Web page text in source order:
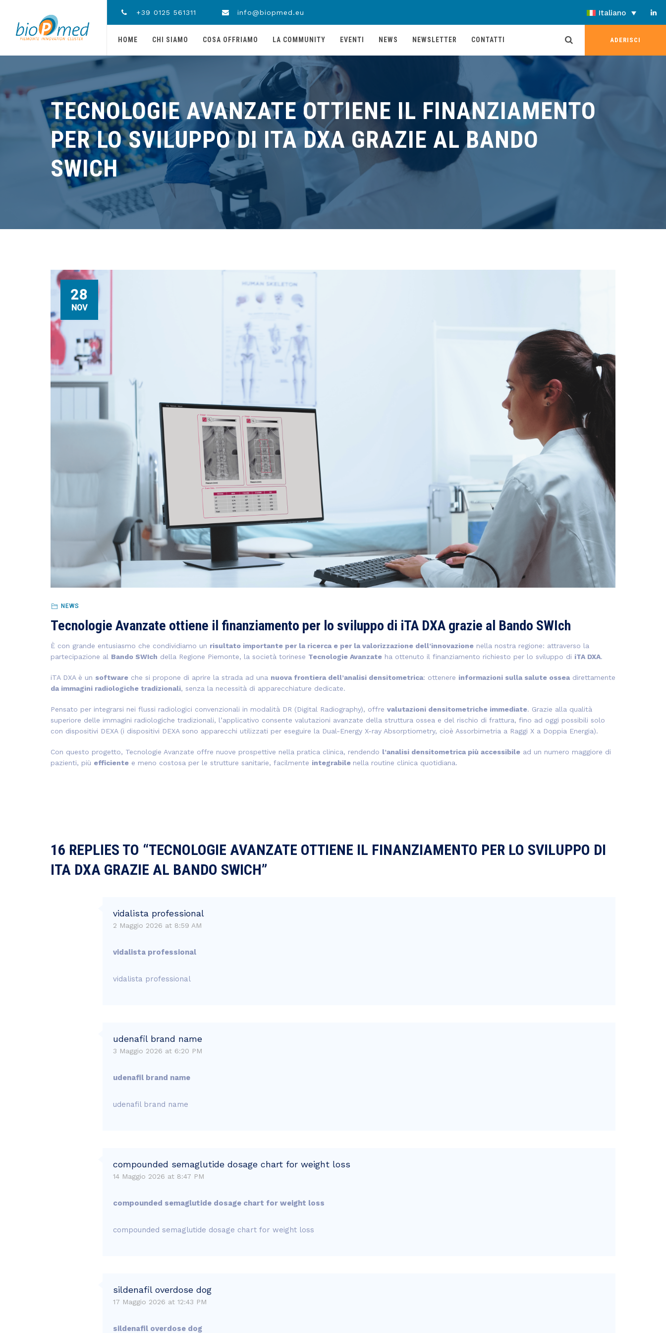
+39 0125 561311 info@biopmed.eu Italiano
ADERISCI
HOME CHI SIAMO COSA OFFRIAMO LA COMMUNITY EVENTI NEWS NEWSLETTER CONTATTI
TECNOLOGIE AVANZATE OTTIENE IL FINANZIAMENTO
PER LO SVILUPPO DI ITA DXA GRAZIE AL BANDO
SWICH
28
NOV
NEWS
Tecnologie Avanzate ottiene il finanziamento per lo sviluppo di iTA DXA grazie al Bando SWIch
È con grande entusiasmo che condividiamo un risultato importante per la ricerca e per la valorizzazione dell’innovazione nella nostra regione: attraverso la
partecipazione al Bando SWIch della Regione Piemonte, la società torinese Tecnologie Avanzate ha ottenuto il finanziamento richiesto per lo sviluppo di iTA DXA.
iTA DXA è un software che si propone di aprire la strada ad una nuova frontiera dell’analisi densitometrica: ottenere informazioni sulla salute ossea direttamente
da immagini radiologiche tradizionali, senza la necessità di apparecchiature dedicate.
Pensato per integrarsi nei flussi radiologici convenzionali in modalità DR (Digital Radiography), offre valutazioni densitometriche immediate. Grazie alla qualità
superiore delle immagini radiologiche tradizionali, l’applicativo consente valutazioni avanzate della struttura ossea e del rischio di frattura, fino ad oggi possibili solo
con dispositivi DEXA (i dispositivi DEXA sono apparecchi utilizzati per eseguire la Dual-Energy X-ray Absorptiometry, cioè Assorbimetria a Raggi X a Doppia Energia).
Con questo progetto, Tecnologie Avanzate offre nuove prospettive nella pratica clinica, rendendo l’analisi densitometrica più accessibile ad un numero maggiore di
pazienti, più efficiente e meno costosa per le strutture sanitarie, facilmente integrabile nella routine clinica quotidiana.
16 REPLIES TO “TECNOLOGIE AVANZATE OTTIENE IL FINANZIAMENTO PER LO SVILUPPO DI
ITA DXA GRAZIE AL BANDO SWICH”
vidalista professional
2 Maggio 2026 at 8:59 AM
vidalista professional
vidalista professional
udenafil brand name
3 Maggio 2026 at 6:20 PM
udenafil brand name
udenafil brand name
compounded semaglutide dosage chart for weight loss
14 Maggio 2026 at 8:47 PM
compounded semaglutide dosage chart for weight loss
compounded semaglutide dosage chart for weight loss
sildenafil overdose dog
17 Maggio 2026 at 12:43 PM
sildenafil overdose dog